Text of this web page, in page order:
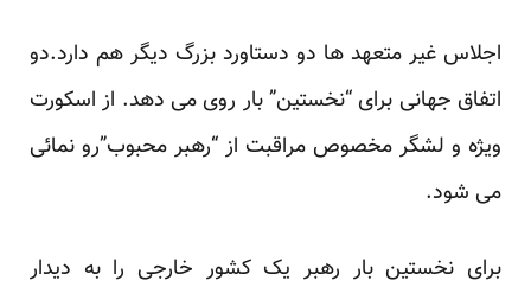
اجلاس غیر متعهد ها دو دستاورد بزرگ دیگر هم دارد.دو
اتفاق جهانی برای “نخستین” بار روی می دهد. از اسکورت
ویژه و لشگر مخصوص مراقبت از “رهبر محبوب”رو نمائی
می شود.
برای نخستین بار رهبر یک کشور خارجی را به دیدار